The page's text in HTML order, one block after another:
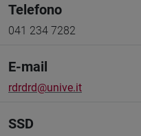
Telefono
041 234 7282
E-mail
rdrdrd@unive.it
SSD